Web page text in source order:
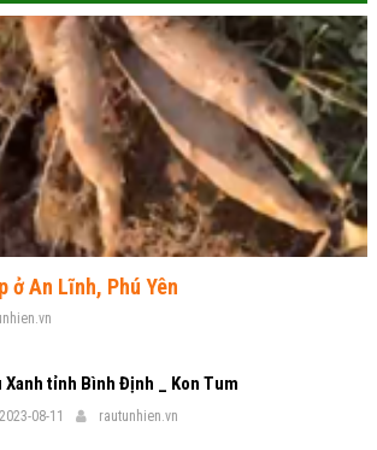
ở An Lĩnh, Phú Yên
Xanh tỉnh Bình Định _ Kon Tum
2023-08-11 rautunhien.vn